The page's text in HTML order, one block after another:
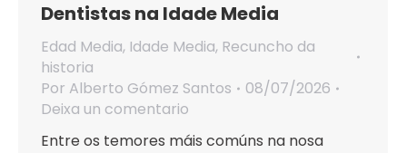
Dentistas na Idade Media
Edad Media, Idade Media, Recuncho da
historia
Por Alberto Gómez Santos
08/07/2026
Deixa un comentario
Entre os temores máis comúns na nosa